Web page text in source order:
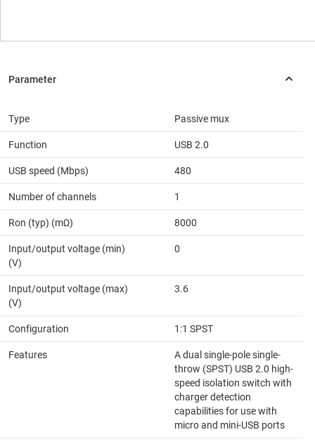
Type Passive mux
Function USB 2.0
USB speed (Mbps) 480
Number of channels 1
Ron (typ) (mΩ) 8000
Input/output voltage (min)
(V)
0
Input/output voltage (max)
(V)
3.6
Configuration 1:1 SPST
Features
A dual single-pole single-
throw (SPST) USB 2.0 high-
speed isolation switch with
charger detection
capabilities for use with
micro and mini-USB ports